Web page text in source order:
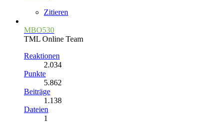
Zitieren
MBO530
TML Online Team
Reaktionen
2.034
Punkte
5.862
Beiträge
1.138
Dateien
1